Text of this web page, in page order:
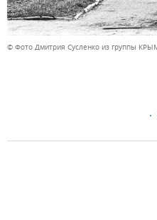
© Фото Дмитрия Сусленко из группы